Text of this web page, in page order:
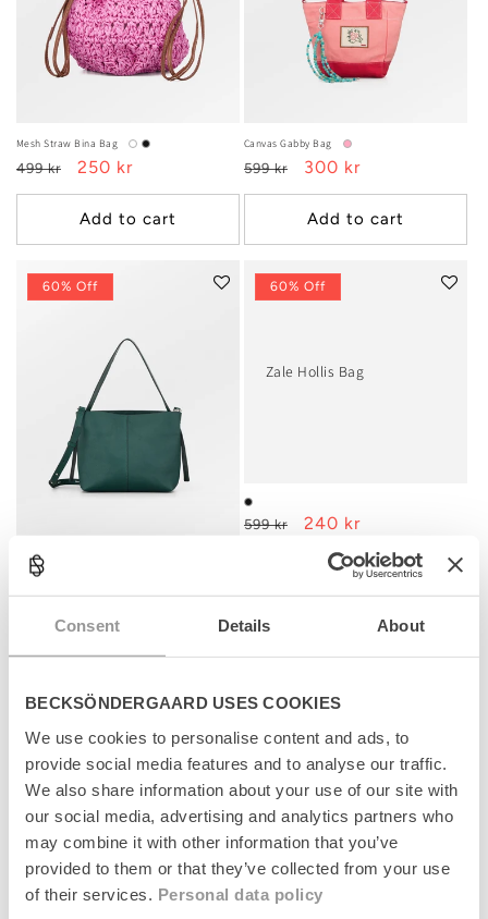
Consent Details About
BECKSÖNDERGAARD USES COOKIES
We use cookies to personalise content and ads, to
provide social media features and to analyse our traffic.
We also share information about your use of our site with
our social media, advertising and analytics partners who
may combine it with other information that you’ve
provided to them or that they’ve collected from your use
of their services. Personal data policy
Mesh Straw Bina Bag
Regular
price
499 kr
Sale
price
250 kr
Add to cart
Canvas Gabby Bag
Regular
price
599 kr
Sale
price
300 kr
Add to cart
60% Off
Grain Fraya Small Bag
Regular
Add to cart
Zale Hollis Bag
60% Off
Regular
599 kr
Sale
240 kr
Add to cart
1 2
Populære kollektioner